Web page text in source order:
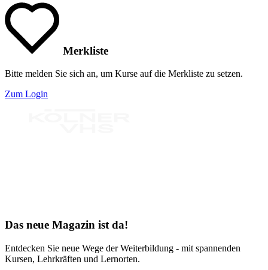
Merkliste
Bitte melden Sie sich an, um Kurse auf die Merkliste zu setzen.
Zum Login
Das neue Magazin ist da!
Entdecken Sie neue Wege der Weiterbildung - mit spannenden
Kursen, Lehrkräften und Lernorten.